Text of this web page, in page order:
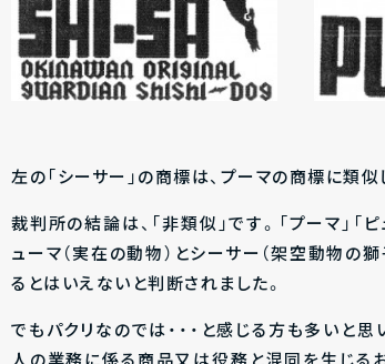
左の「シーサー」の商標は、プーマの商標に類似
裁判所の結論は、「非類似」です。「プーマ」「
ューマ（実在の動物）とシーサー（架空動物の
るとはいえないと判断されました。
でもパクリなのでは・・・と感じる方も多いと